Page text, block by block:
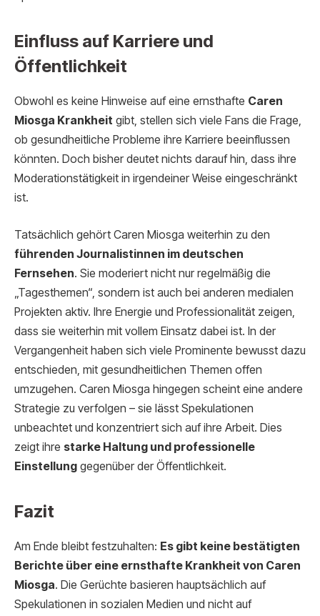
Einfluss auf Karriere und
Öffentlichkeit
Obwohl es keine Hinweise auf eine ernsthafte Caren
Miosga Krankheit gibt, stellen sich viele Fans die Frage,
ob gesundheitliche Probleme ihre Karriere beeinflussen
könnten. Doch bisher deutet nichts darauf hin, dass ihre
Moderationstätigkeit in irgendeiner Weise eingeschränkt
ist.
Tatsächlich gehört Caren Miosga weiterhin zu den
führenden Journalistinnen im deutschen
Fernsehen. Sie moderiert nicht nur regelmäßig die
„Tagesthemen“, sondern ist auch bei anderen medialen
Projekten aktiv. Ihre Energie und Professionalität zeigen,
dass sie weiterhin mit vollem Einsatz dabei ist. In der
Vergangenheit haben sich viele Prominente bewusst dazu
entschieden, mit gesundheitlichen Themen offen
umzugehen. Caren Miosga hingegen scheint eine andere
Strategie zu verfolgen – sie lässt Spekulationen
unbeachtet und konzentriert sich auf ihre Arbeit. Dies
zeigt ihre starke Haltung und professionelle
Einstellung gegenüber der Öffentlichkeit.
Fazit
Am Ende bleibt festzuhalten: Es gibt keine bestätigten
Berichte über eine ernsthafte Krankheit von Caren
Miosga. Die Gerüchte basieren hauptsächlich auf
Spekulationen in sozialen Medien und nicht auf